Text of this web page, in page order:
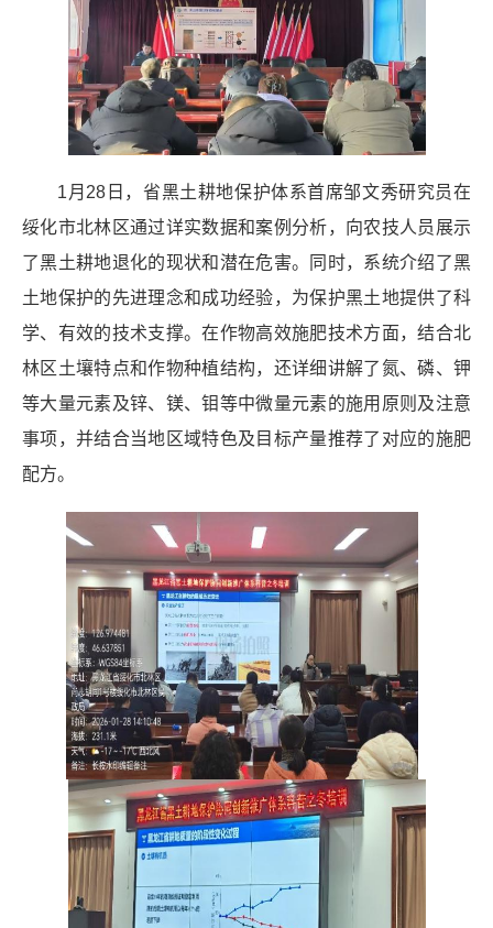
1月28日，省黑土耕地保护体系首席邹文秀研究员在
绥化市北林区通过详实数据和案例分析，向农技人员展示
了黑土耕地退化的现状和潜在危害。同时，系统介绍了黑
土地保护的先进理念和成功经验，为保护黑土地提供了科
学、有效的技术支撑。在作物高效施肥技术方面，结合北
林区土壤特点和作物种植结构，还详细讲解了氮、磷、钾
等大量元素及锌、镁、钼等中微量元素的施用原则及注意
事项，并结合当地区域特色及目标产量推荐了对应的施肥
配方。